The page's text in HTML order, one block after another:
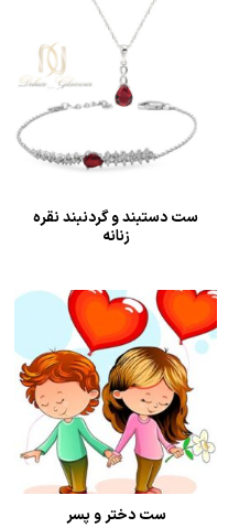
ست دستبند و گردنبند نقره
زنانه
ست دختر و پسر